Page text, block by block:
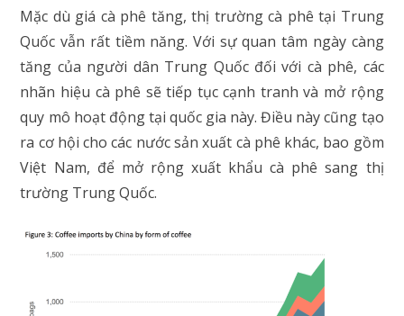
Mặc dù giá cà phê tăng, thị trường cà phê tại Trung
Quốc vẫn rất tiềm năng. Với sự quan tâm ngày càng
tăng của người dân Trung Quốc đối với cà phê, các
nhãn hiệu cà phê sẽ tiếp tục cạnh tranh và mở rộng
quy mô hoạt động tại quốc gia này. Điều này cũng tạo
ra cơ hội cho các nước sản xuất cà phê khác, bao gồm
Việt Nam, để mở rộng xuất khẩu cà phê sang thị
trường Trung Quốc.